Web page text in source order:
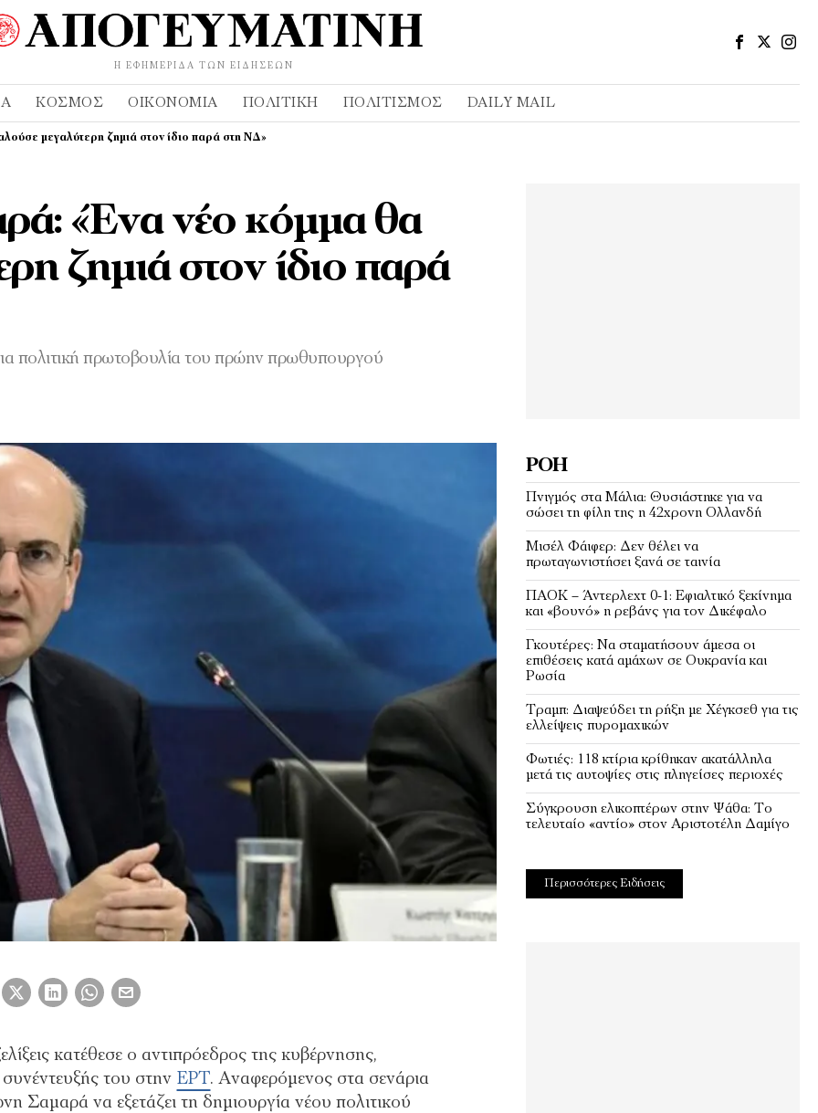
Η ΕΦΗΜΕΡΊΔΑ ΤΩΝ ΕΙΔΉΣΕΩΝ
ΚΌΣΜΟΣ ΟΙΚΟΝΟΜΊΑ ΠΟΛΙΤΙΚΉ ΠΟΛΙΤΙΣΜΌΣ DAILY MAIL
μεγαλύτερη ζημιά στον ίδιο παρά στη ΝΔ»
«Ένα νέο κόμμα θα
ζημιά στον ίδιο παρά
πολιτική πρωτοβουλία του πρώην πρωθυπουργού
κατέθεσε ο αντιπρόεδρος της κυβέρνησης,
του στην ΕΡΤ. Αναφερόμενος στα σενάρια
να εξετάζει τη δημιουργία νέου πολιτικού
ΡΟΉ
Πνιγμός στα Μάλια: Θυσιάστηκε για να
σώσει τη φίλη της η 42χρονη Ολλανδή
Μισέλ Φάιφερ: Δεν θέλει να
πρωταγωνιστήσει ξανά σε ταινία
ΠΑΟΚ – Άντερλεχτ 0-1: Εφιαλτικό ξεκίνημα
και «βουνό» η ρεβάνς για τον Δικέφαλο
Γκουτέρες: Να σταματήσουν άμεσα οι
επιθέσεις κατά αμάχων σε Ουκρανία και
Ρωσία
Τραμπ: Διαψεύδει τη ρήξη με Χέγκσεθ για τις
ελλείψεις πυρομαχικών
Φωτιές: 118 κτίρια κρίθηκαν ακατάλληλα
μετά τις αυτοψίες στις πληγείσες περιοχές
Σύγκρουση ελικοπτέρων στην Ψάθα: Tο
τελευταίο «αντίο» στον Αριστοτέλη Δαμίγο
Περισσότερες Ειδήσεις